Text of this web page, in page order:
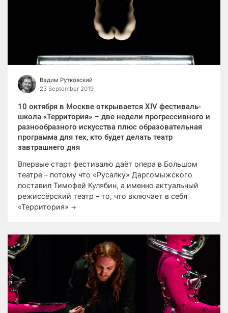
Вадим Рутковский
23 September 2019
10 октября в Москве открывается XIV фестиваль-
школа «Территория» – две недели прогрессивного и
разнообразного искусства плюс образовательная
программа для тех, кто будет делать театр
завтрашнего дня
Впервые старт фестивалю даёт опера в Большом
театре – потому что «Русалку» Даргомыжского
поставил Тимофей Кулябин, а именно актуальный
режиссёрский театр – то, что включает в себя
«Территория» →